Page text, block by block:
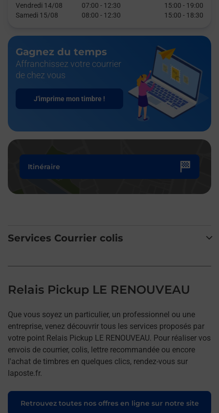
Vendredi 14/08
07:00 - 12:30 15:00 - 19:00
Samedi 15/08
08:00 - 12:30 15:00 - 18:30
Gagnez du temps
Affranchissez votre courrier
de chez vous
J'imprime mon timbre !
Itinéraire
Services Courrier colis
Relais Pickup LE RENOUVEAU
Que vous soyez un particulier, un professionnel ou une
entreprise, venez découvrir tous les services proposés par
votre point Relais Pickup LE RENOUVEAU. Pour réaliser vos
envois de courrier, colis, lettre recommandée ou encore
l'achat de timbres en quelques clics, rendez-vous sur
laposte.fr.
Retrouvez toutes nos offres en ligne sur notre site